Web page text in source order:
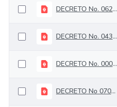
DECRETO No. 0621 DEL 19 DE JUNIO DE 2026
DECRETO No. 0435 DEL 24 DE ABRIL DE 2026
DECRETO No. 0009 DEL 13 DE ENERO DE 2026
DECRETO No 0709 DEL 07 DE JULIO DE 2026